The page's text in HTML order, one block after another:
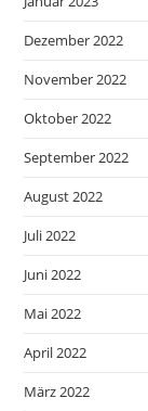
Dezember 2022
November 2022
Oktober 2022
September 2022
August 2022
Juli 2022
Juni 2022
Mai 2022
April 2022
März 2022